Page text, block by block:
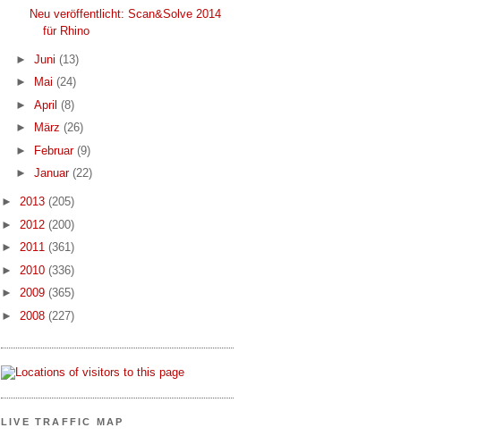
Neu veröffentlicht: Scan&Solve 2014
für Rhino
► Juni (13)
►
Mai (24)
► April (8)
►
März (26)
► Februar (9)
► Januar (22)
► 2013 (205)
► 2012 (200)
► 2011 (361)
► 2010 (336)
► 2009 (365)
► 2008 (227)
LIVE TRAFFIC MAP